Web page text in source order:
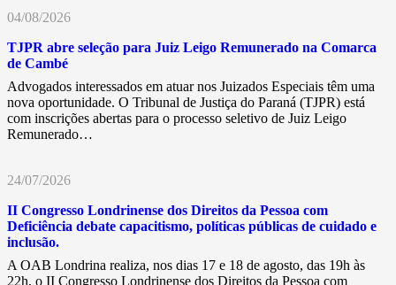
04/08/2026
TJPR abre seleção para Juiz Leigo Remunerado na Comarca
de Cambé
Advogados interessados em atuar nos Juizados Especiais têm uma
nova oportunidade. O Tribunal de Justiça do Paraná (TJPR) está
com inscrições abertas para o processo seletivo de Juiz Leigo
Remunerado…
24/07/2026
II Congresso Londrinense dos Direitos da Pessoa com
Deficiência debate capacitismo, políticas públicas de cuidado e
inclusão.
A OAB Londrina realiza, nos dias 17 e 18 de agosto, das 19h às
22h, o II Congresso Londrinense dos Direitos da Pessoa com